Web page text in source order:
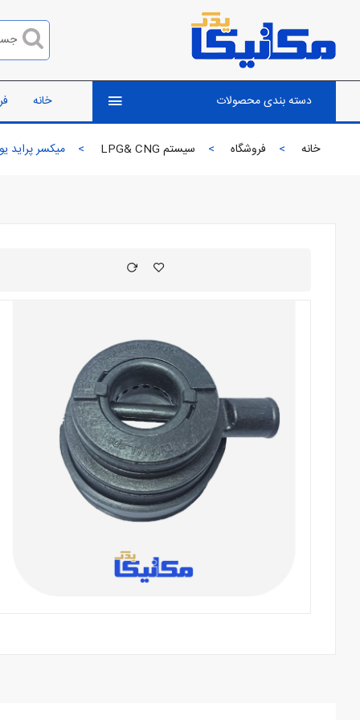
دسته بندی محصولات خانه
خانه فروشگاه سیستم LPG& CNG میکسر پراید یورو 4